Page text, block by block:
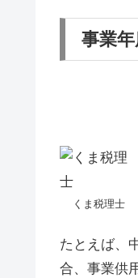
事業
くま税理士
たとえば、
合、事業供